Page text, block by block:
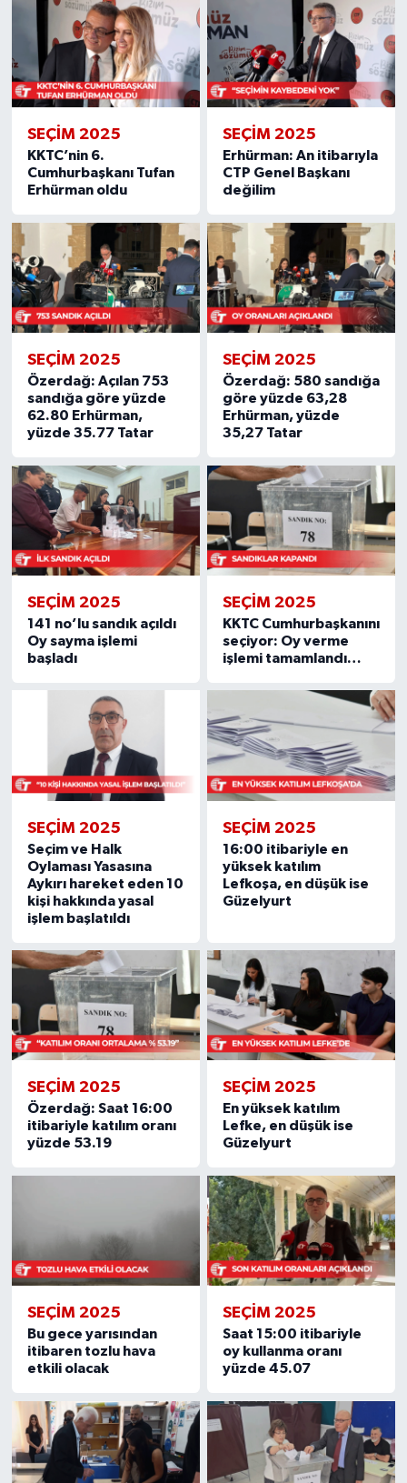
SEÇIM 2025
KKTC’nin 6.
Cumhurbaşkanı Tufan
Erhürman oldu
SEÇIM 2025
Erhürman: An itibarıyla
CTP Genel Başkanı
değilim
SEÇIM 2025
Özerdağ: Açılan 753
sandığa göre yüzde
62.80 Erhürman,
yüzde 35.77 Tatar
SEÇIM 2025
Özerdağ: 580 sandığa
göre yüzde 63,28
Erhürman, yüzde
35,27 Tatar
SEÇIM 2025
141 no’lu sandık açıldı
Oy sayma işlemi
başladı
SEÇIM 2025
KKTC Cumhurbaşkanını
seçiyor: Oy verme
işlemi tamamlandı…
SEÇIM 2025
Seçim ve Halk
Oylaması Yasasına
Aykırı hareket eden 10
kişi hakkında yasal
işlem başlatıldı
SEÇIM 2025
16:00 itibariyle en
yüksek katılım
Lefkoşa, en düşük ise
Güzelyurt
SEÇIM 2025
Özerdağ: Saat 16:00
itibariyle katılım oranı
yüzde 53.19
SEÇIM 2025
En yüksek katılım
Lefke, en düşük ise
Güzelyurt
SEÇIM 2025
Bu gece yarısından
itibaren tozlu hava
etkili olacak
SEÇIM 2025
Saat 15:00 itibariyle
oy kullanma oranı
yüzde 45.07